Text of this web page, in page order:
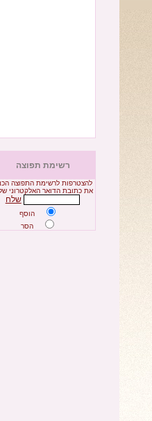
רשימת תפוצה
להצטרפות לרשימת התפוצה
את כתובת הדואר האלקטרוני
שלח
הוסף
הסר